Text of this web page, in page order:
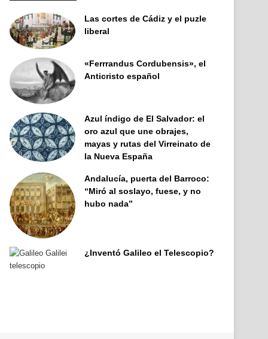
Las cortes de Cádiz y el puzle
liberal
«Ferrrandus Cordubensis», el
Anticristo español
Azul índigo de El Salvador: el
oro azul que une obrajes,
mayas y rutas del Virreinato de
la Nueva España
Andalucía, puerta del Barroco:
“Miró al soslayo, fuese, y no
hubo nada”
¿Inventó Galileo el Telescopio?